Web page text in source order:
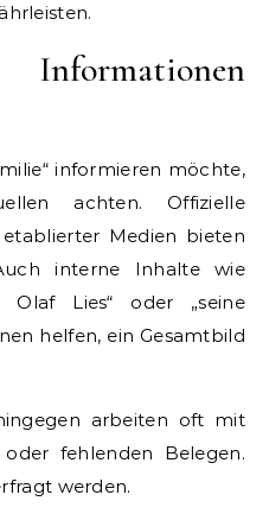
informieren möchte,
achten. Offizielle
Medien bieten
interne Inhalte wie
Olaf Lies“ oder „seine
helfen, ein Gesamtbild
arbeiten oft mit
fehlenden Belegen.
werden.